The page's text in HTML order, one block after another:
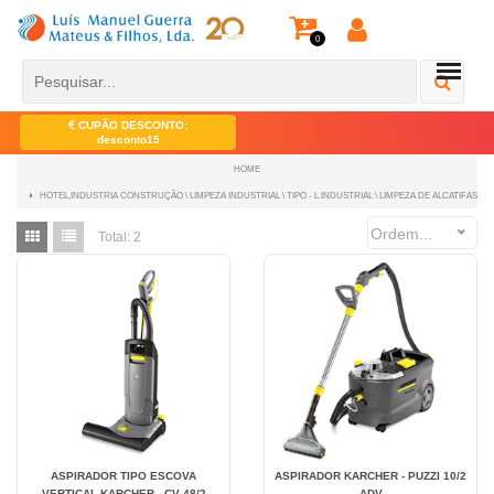
0
CUPÃO DESCONTO:
desconto15
HOME
HOTEL,INDUSTRIA CONSTRUÇÃO \ LIMPEZA INDUSTRIAL \ TIPO - L.INDUSTRIAL \ LIMPEZA DE ALCATIFAS
Total: 2 Ordem...
ASPIRADOR TIPO ESCOVA
ASPIRADOR KARCHER - PUZZI 10/2